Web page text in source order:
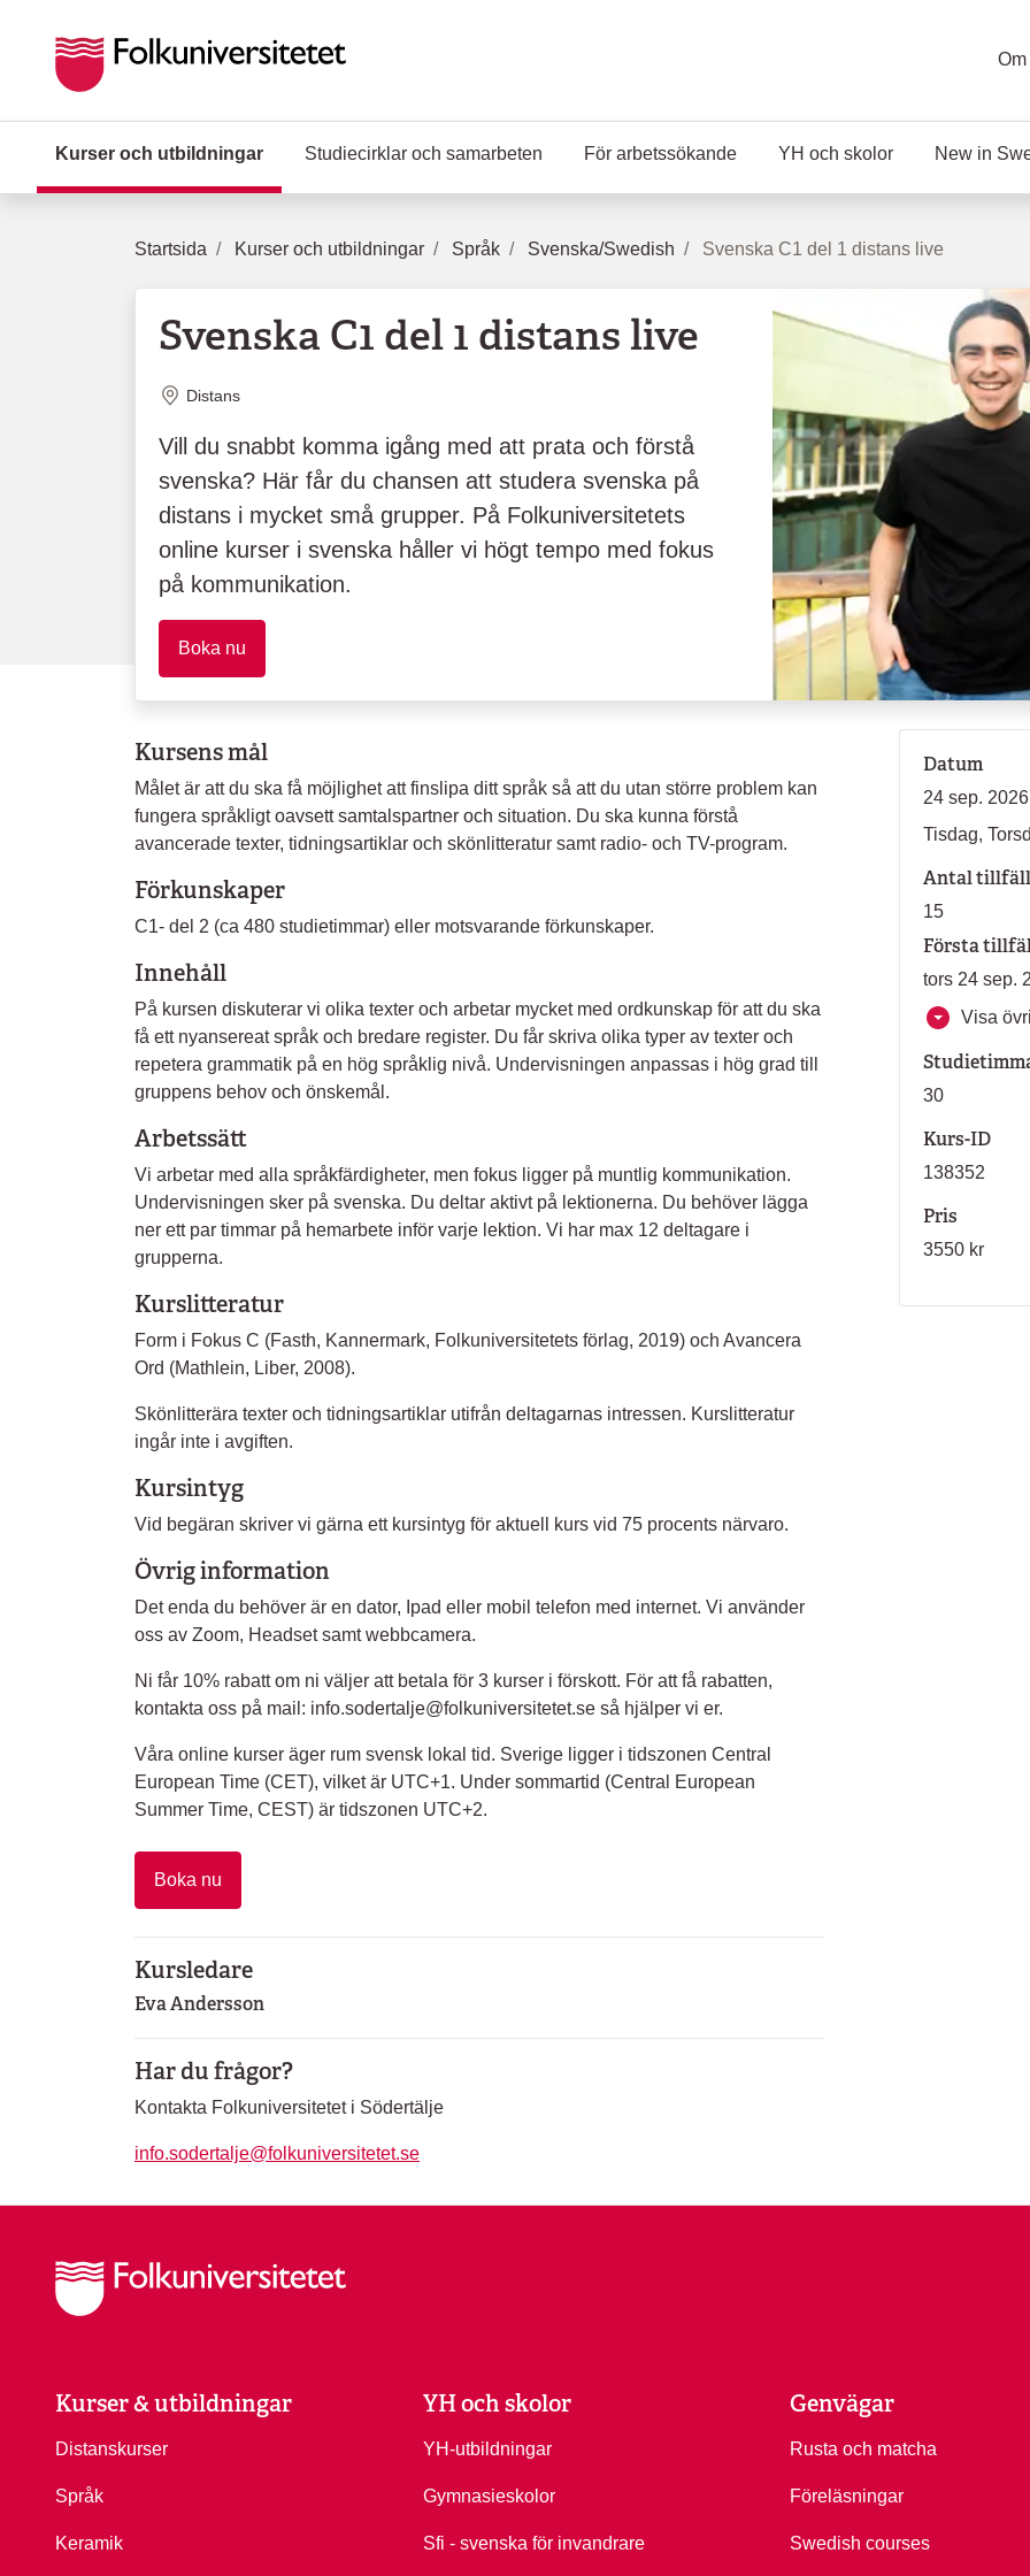
Kurser och utbildningar (Aktuell sida)
Studiecirklar och samarbeten För arbetssökande YH och skolor New in
Startsida Kurser och utbildningar Språk Svenska/Swedish Svenska C1 del 1 distans live
Svenska C1 del 1 distans live
Plats
Distans
Vill du snabbt komma igång med att prata och förstå
svenska? Här får du chansen att studera svenska på
distans i mycket små grupper. På Folkuniversitetets
online kurser i svenska håller vi högt tempo med fokus
på kommunikation.
Boka nu
Kursens mål
Målet är att du ska få möjlighet att finslipa ditt språk så att du utan större problem kan
fungera språkligt oavsett samtalspartner och situation. Du ska kunna förstå
avancerade texter, tidningsartiklar och skönlitteratur samt radio- och TV-program.
Förkunskaper
C1- del 2 (ca 480 studietimmar) eller motsvarande förkunskaper.
Innehåll
På kursen diskuterar vi olika texter och arbetar mycket med ordkunskap för att du ska
få ett nyansereat språk och bredare register. Du får skriva olika typer av texter och
repetera grammatik på en hög språklig nivå. Undervisningen anpassas i hög grad till
gruppens behov och önskemål.
Arbetssätt
Vi arbetar med alla språkfärdigheter, men fokus ligger på muntlig kommunikation.
Undervisningen sker på svenska. Du deltar aktivt på lektionerna. Du behöver lägga
ner ett par timmar på hemarbete inför varje lektion. Vi har max 12 deltagare i
grupperna.
Kurslitteratur
Form i Fokus C (Fasth, Kannermark, Folkuniversitetets förlag, 2019) och Avancera
Ord (Mathlein, Liber, 2008).
Skönlitterära texter och tidningsartiklar utifrån deltagarnas intressen. Kurslitteratur
ingår inte i avgiften.
Kursintyg
Vid begäran skriver vi gärna ett kursintyg för aktuell kurs vid 75 procents närvaro.
Övrig information
Det enda du behöver är en dator, Ipad eller mobil telefon med internet. Vi använder
oss av Zoom, Headset samt webbcamera.
Ni får 10% rabatt om ni väljer att betala för 3 kurser i förskott. För att få rabatten,
kontakta oss på mail: info.sodertalje@folkuniversitetet.se så hjälper vi er.
Våra online kurser äger rum svensk lokal tid. Sverige ligger i tidszonen Central
European Time (CET), vilket är UTC+1. Under sommartid (Central European
Summer Time, CEST) är tidszonen UTC+2.
Boka nu
Kursledare
Eva Andersson
Har du frågor?
Kontakta Folkuniversitetet i Södertälje
info.sodertalje@folkuniversitetet.se
Datum
24 sep.
Tisdag,
Antal
15
Första
tors 24 sep.
Visa
30
Kurs-ID
138352
Pris
3550 kr
Kurser & utbildningar
Distanskurser
Språk
Keramik
YH och skolor
YH-utbildningar
Gymnasieskolor
Sfi - svenska för invandrare
Genvägar
Rusta och matcha
Föreläsningar
Swedish courses